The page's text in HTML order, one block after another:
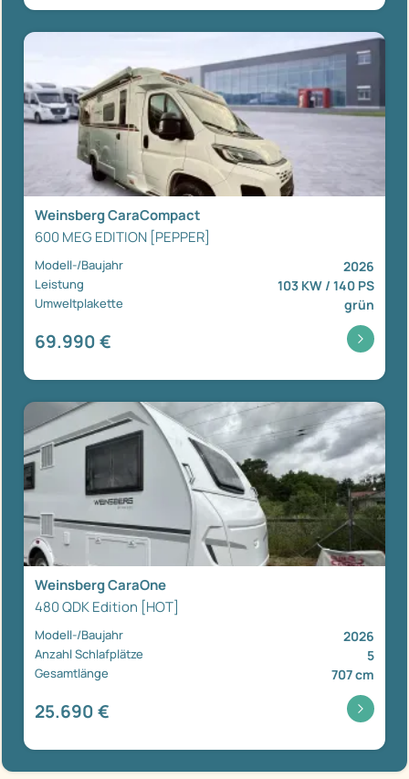
Weinsberg CaraCompact
600 MEG EDITION [PEPPER]
Modell-/Baujahr 2026
Leistung 103 KW / 140 PS
Umweltplakette grün
69.990 €
Weinsberg CaraOne
480 QDK Edition [HOT]
Modell-/Baujahr 2026
Anzahl Schlafplätze 5
Gesamtlänge 707 cm
25.690 €